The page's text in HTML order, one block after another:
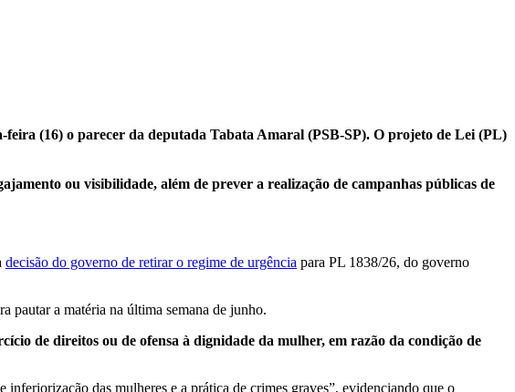
feira (16) o parecer da deputada Tabata Amaral (PSB-SP). O projeto de Lei (PL)
ou visibilidade, além de prever a realização de campanhas públicas de
decisão do governo de retirar o regime de urgência para PL 1838/26, do governo
pautar a matéria na última semana de junho.
de direitos ou de ofensa à dignidade da mulher, em razão da condição de
das mulheres e a prática de crimes graves”, evidenciando que o